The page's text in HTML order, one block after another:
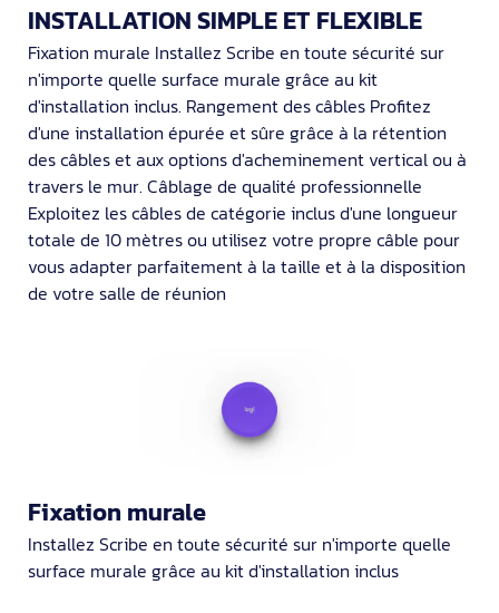
INSTALLATION SIMPLE ET FLEXIBLE
Fixation murale Installez Scribe en toute sécurité sur
n'importe quelle surface murale grâce au kit
d'installation inclus. Rangement des câbles Profitez
d'une installation épurée et sûre grâce à la rétention
des câbles et aux options d'acheminement vertical ou à
travers le mur. Câblage de qualité professionnelle
Exploitez les câbles de catégorie inclus d'une longueur
totale de 10 mètres ou utilisez votre propre câble pour
vous adapter parfaitement à la taille et à la disposition
de votre salle de réunion
Fixation murale
Installez Scribe en toute sécurité sur n'importe quelle
surface murale grâce au kit d'installation inclus